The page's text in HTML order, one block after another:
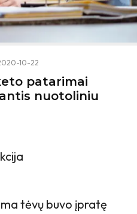
10-22
patarimai
nuotoliniu
tėvų buvo įpratę